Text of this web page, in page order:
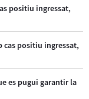
positiu ingressat,
cas positiu ingressat,
es pugui garantir la